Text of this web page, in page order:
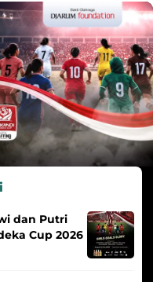
dan Putri
Cup 2026